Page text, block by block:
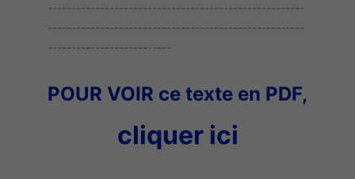
------------------------------------------------------
------------------------------------------------------
--------------------------
POUR VOIR ce texte en PDF,
cliquer ici